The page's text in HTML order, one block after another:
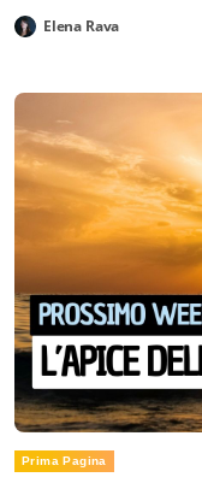
Elena Rava
Prima Pagina